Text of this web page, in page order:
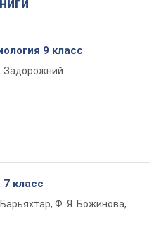
Play Video
9 класс
Задорожний
класс
Барьяхтар, Ф. Я. Божинова,